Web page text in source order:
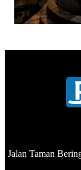
Jalan Taman